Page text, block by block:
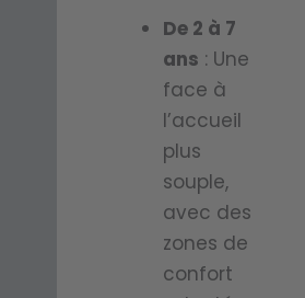
Offre
une
bonne
respira
bilité
pour
aider à
peau
sensibl
garanti
ssant
somm
De 2 à 7
ans : Une
face à
l’accueil
plus
souple,
avec des
zones de
confort